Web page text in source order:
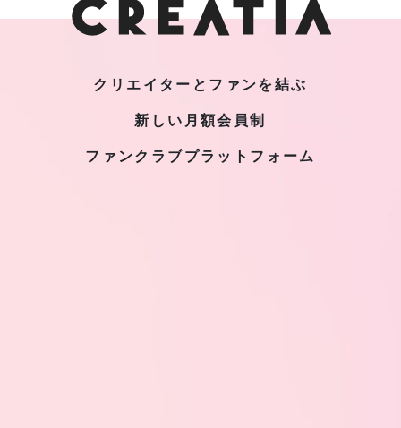
クリエイターとファンを結ぶ
新しい月額会員制
ファンクラブプラットフォーム